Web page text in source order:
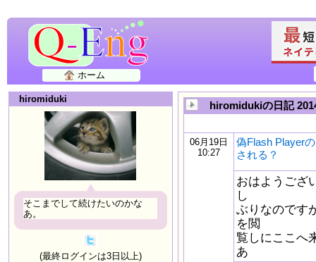
ホーム
hiromiduki
そこまでして続けたいのかな
あ。
(最終ログインは3日以上)
hiromidukiの日記
06月19日
10:27
偽Flash Player
される？
おはようござ
し
ぶりなのです
を閲
覧しにここへ
あ